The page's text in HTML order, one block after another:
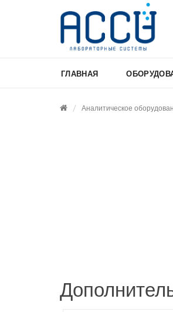
ГЛАВНАЯ
Аналитическое